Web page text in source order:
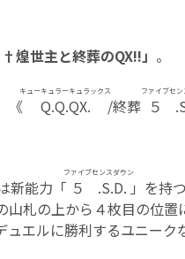
世主と終葬のQX!!」 。
《 Q.Q.QX.
キューキュラーキュラックス
/終葬 ５
ファイブセ
新能力「 ５.S.D.
ファイブセンスダウン
」を持
札の上から４枚目の位置
エルに勝利するユニーク